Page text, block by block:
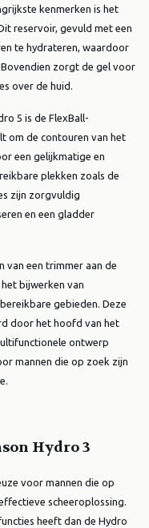
kenmerken is het
reservoir, gevuld met een
te hydrateren, waardoor
zorgt de gel voor
over de huid.
5 is de FlexBall-
om de contouren van het
een gelijkmatige en
plekken zoals de
zijn zorgvuldig
en een gladder
van een trimmer aan de
bijwerken van
gebieden. Deze
door het hoofd van het
ontwerp
mannen die op zoek zijn
Hydro 3
voor mannen die op
scheeroplossing.
heeft dan de Hydro